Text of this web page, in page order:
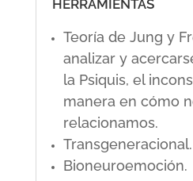
HERRAMIENTAS
Teoría de Jung y
analizar y
la Psiquis, el
manera en cómo
relacionamos.
Transgeneracional.
Bioneuroemoción.